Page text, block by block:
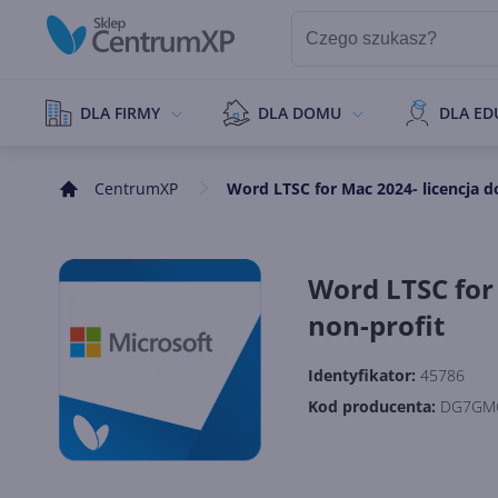
DLA FIRMY DLA DOMU DLA
CentrumXP Word LTSC for Mac 2024-
Word LTSC
non-profit
Identyfikator: 45786
Kod producenta: